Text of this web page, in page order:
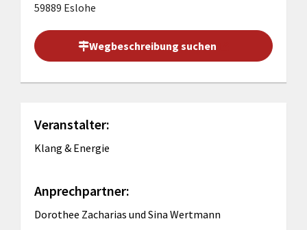
59889 Eslohe
Wegbeschreibung suchen
Veranstalter:
Klang & Energie
Anprechpartner:
Dorothee Zacharias und Sina Wertmann